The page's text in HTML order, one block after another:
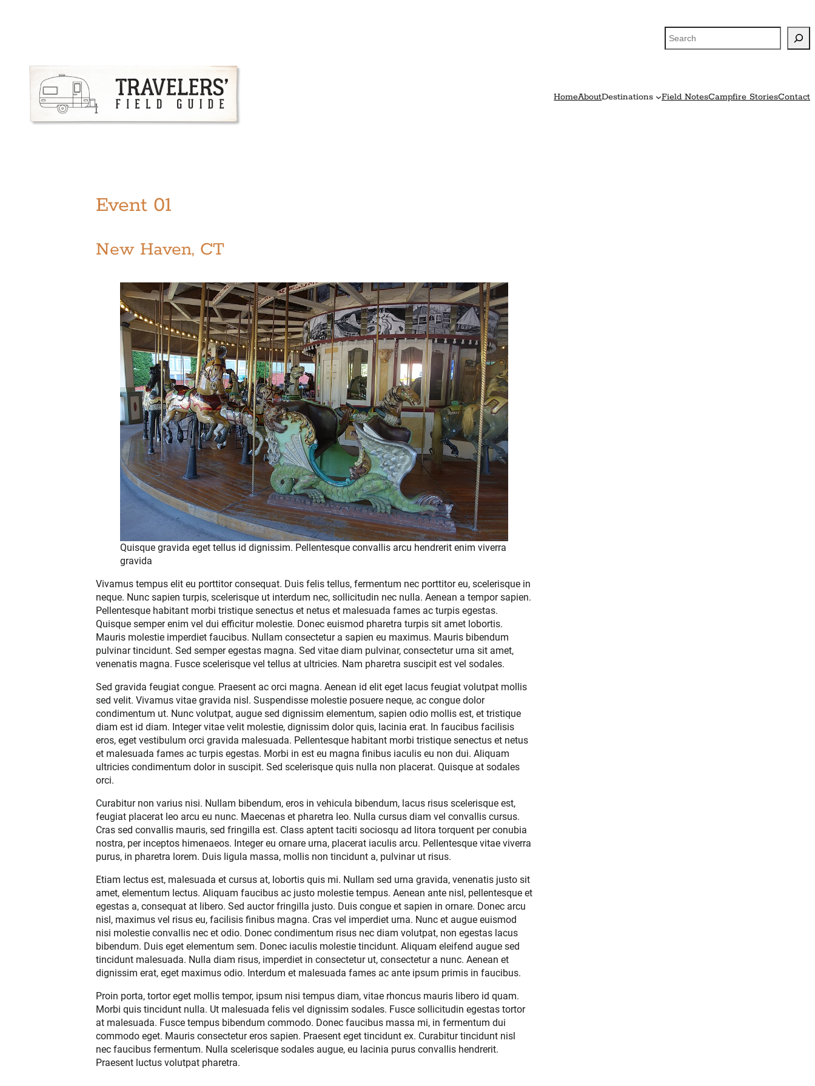
Search
HomeAboutDestinations Field NotesCampfire StoriesContact
Event 01
New Haven, CT
Quisque gravida eget tellus id dignissim. Pellentesque convallis arcu hendrerit enim viverra
gravida
Vivamus tempus elit eu porttitor consequat. Duis felis tellus, fermentum nec porttitor eu, scelerisque in
neque. Nunc sapien turpis, scelerisque ut interdum nec, sollicitudin nec nulla. Aenean a tempor sapien.
Pellentesque habitant morbi tristique senectus et netus et malesuada fames ac turpis egestas.
Quisque semper enim vel dui efficitur molestie. Donec euismod pharetra turpis sit amet lobortis.
Mauris molestie imperdiet faucibus. Nullam consectetur a sapien eu maximus. Mauris bibendum
pulvinar tincidunt. Sed semper egestas magna. Sed vitae diam pulvinar, consectetur urna sit amet,
venenatis magna. Fusce scelerisque vel tellus at ultricies. Nam pharetra suscipit est vel sodales.
Sed gravida feugiat congue. Praesent ac orci magna. Aenean id elit eget lacus feugiat volutpat mollis
sed velit. Vivamus vitae gravida nisl. Suspendisse molestie posuere neque, ac congue dolor
condimentum ut. Nunc volutpat, augue sed dignissim elementum, sapien odio mollis est, et tristique
diam est id diam. Integer vitae velit molestie, dignissim dolor quis, lacinia erat. In faucibus facilisis
eros, eget vestibulum orci gravida malesuada. Pellentesque habitant morbi tristique senectus et netus
et malesuada fames ac turpis egestas. Morbi in est eu magna finibus iaculis eu non dui. Aliquam
ultricies condimentum dolor in suscipit. Sed scelerisque quis nulla non placerat. Quisque at sodales
orci.
Curabitur non varius nisi. Nullam bibendum, eros in vehicula bibendum, lacus risus scelerisque est,
feugiat placerat leo arcu eu nunc. Maecenas et pharetra leo. Nulla cursus diam vel convallis cursus.
Cras sed convallis mauris, sed fringilla est. Class aptent taciti sociosqu ad litora torquent per conubia
nostra, per inceptos himenaeos. Integer eu ornare urna, placerat iaculis arcu. Pellentesque vitae viverra
purus, in pharetra lorem. Duis ligula massa, mollis non tincidunt a, pulvinar ut risus.
Etiam lectus est, malesuada et cursus at, lobortis quis mi. Nullam sed urna gravida, venenatis justo sit
amet, elementum lectus. Aliquam faucibus ac justo molestie tempus. Aenean ante nisl, pellentesque et
egestas a, consequat at libero. Sed auctor fringilla justo. Duis congue et sapien in ornare. Donec arcu
nisl, maximus vel risus eu, facilisis finibus magna. Cras vel imperdiet urna. Nunc et augue euismod
nisi molestie convallis nec et odio. Donec condimentum risus nec diam volutpat, non egestas lacus
bibendum. Duis eget elementum sem. Donec iaculis molestie tincidunt. Aliquam eleifend augue sed
tincidunt malesuada. Nulla diam risus, imperdiet in consectetur ut, consectetur a nunc. Aenean et
dignissim erat, eget maximus odio. Interdum et malesuada fames ac ante ipsum primis in faucibus.
Proin porta, tortor eget mollis tempor, ipsum nisi tempus diam, vitae rhoncus mauris libero id quam.
Morbi quis tincidunt nulla. Ut malesuada felis vel dignissim sodales. Fusce sollicitudin egestas tortor
at malesuada. Fusce tempus bibendum commodo. Donec faucibus massa mi, in fermentum dui
commodo eget. Mauris consectetur eros sapien. Praesent eget tincidunt ex. Curabitur tincidunt nisl
nec faucibus fermentum. Nulla scelerisque sodales augue, eu lacinia purus convallis hendrerit.
Praesent luctus volutpat pharetra.